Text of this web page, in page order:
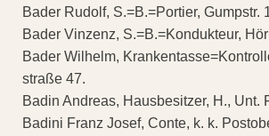
Bader Rudolf, S.=B.=Portier, Gumpstr.
Bader Vinzenz, S.=B.=Kondukteur,
Bader Wilhelm,
straße 47.
Badin Andreas, Hausbesitzer, H., Unt.
Badini Franz Josef, Conte, k. k.